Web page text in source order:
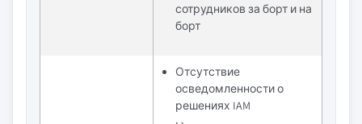
сотрудников за борт и на
борт
Отсутствие
осведомленности о
решениях IAM